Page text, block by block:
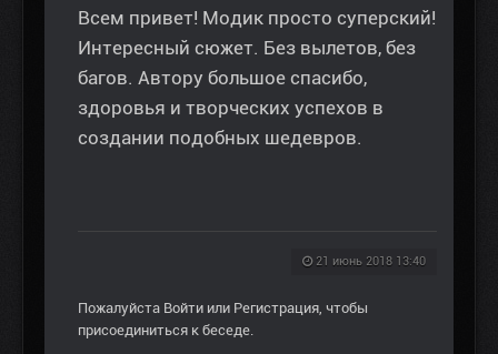
Всем привет! Модик просто суперский!
Интересный сюжет. Без вылетов, без
багов. Автору большое спасибо,
здоровья и творческих успехов в
создании подобных шедевров.
21 июнь 2018 13:40
Пожалуйста Войти или Регистрация , чтобы
присоединиться к беседе.